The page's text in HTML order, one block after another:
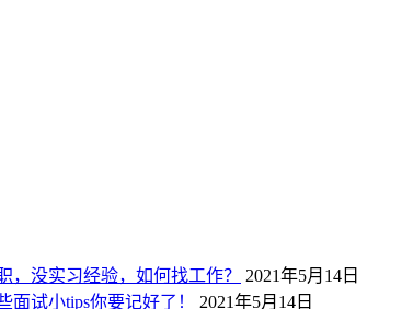
，没实习经验，如何找工作？
2021年5月14日
面试小tips你要记好了！
2021年5月14日